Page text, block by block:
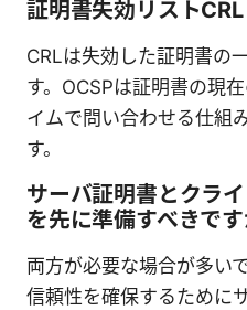
証明書失効リスト
CRLは失効した証明書の
す。OCSPは証明書の現
イムで問い合わせる仕組
す。
サーバ証明書とクラ
を先に準備すべきです
両方が必要な場合が多い
信頼性を確保するために